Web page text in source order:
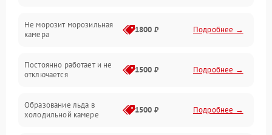
Дренаж
Не морозит морозильная
камера
1800 ₽ Подробнее →
Постоянно работает и не
отключается
1500 ₽ Подробнее →
Образование льда в
холодильной камере
1500 ₽ Подробнее →